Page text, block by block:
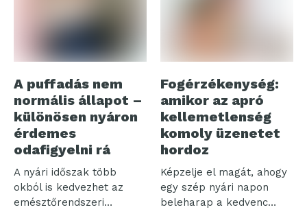
A puffadás nem
normális állapot –
különösen nyáron
érdemes
odafigyelni rá
A nyári időszak több
okból is kedvezhet az
emésztőrendszeri
Fogérzékenység:
amikor az apró
kellemetlenség
komoly üzenetet
hordoz
Képzelje el magát, ahogy
egy szép nyári napon
beleharap a kedvenc